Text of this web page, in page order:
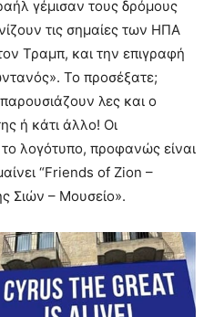
γέμισαν τους δρόμους
τις σημαίες των ΗΠΑ
Τραμπ, και την επιγραφή
Το προσέξατε;
λες και ο
ή κάτι άλλο! Οι
λογότυπο, προφανώς είναι
“Friends of Zion –
Σιών – Μουσείο».